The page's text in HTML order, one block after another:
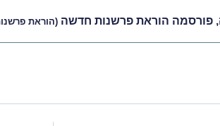
פורסמה הוראת פרשנות חדשה (הוראת פרשנות 1/